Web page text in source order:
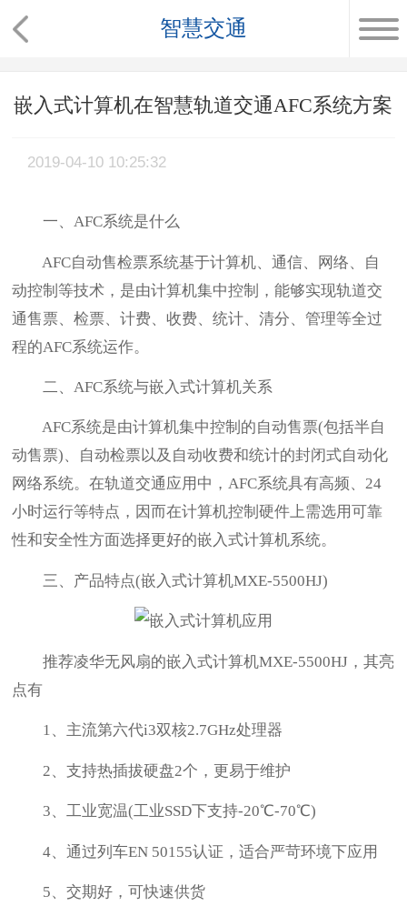
智慧交通
嵌入式计算机在智慧轨道交通AFC系统方案
2019-04-10 10:25:32
一、AFC系统是什么
AFC自动售检票系统基于计算机、通信、网络、自
动控制等技术，是由计算机集中控制，能够实现轨道交
通售票、检票、计费、收费、统计、清分、管理等全过
程的AFC系统运作。
二、AFC系统与嵌入式计算机关系
AFC系统是由计算机集中控制的自动售票(包括半自
动售票)、自动检票以及自动收费和统计的封闭式自动化
网络系统。在轨道交通应用中，AFC系统具有高频、24
小时运行等特点，因而在计算机控制硬件上需选用可靠
性和安全性方面选择更好的嵌入式计算机系统。
三、产品特点(嵌入式计算机MXE-5500HJ)
推荐凌华无风扇的嵌入式计算机MXE-5500HJ，其亮
点有
1、主流第六代i3双核2.7GHz处理器
2、支持热插拔硬盘2个，更易于维护
3、工业宽温(工业SSD下支持-20℃-70℃)
4、通过列车EN 50155认证，适合严苛环境下应用
5、交期好，可快速供货